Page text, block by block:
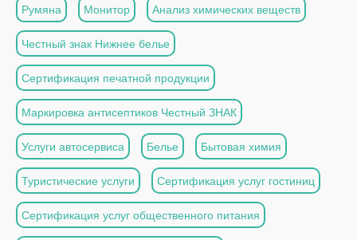
Румяна Монитор Анализ химических веществ
Честный знак Нижнее белье
Сертификация печатной продукции
Маркировка антисептиков Честный ЗНАК
Услуги автосервиса Белье Бытовая химия
Туристические услуги Сертификация услуг гостиниц
Сертификация услуг общественного питания